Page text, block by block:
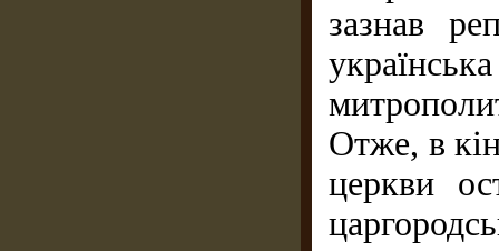
зазнав
Отже, в
церкви